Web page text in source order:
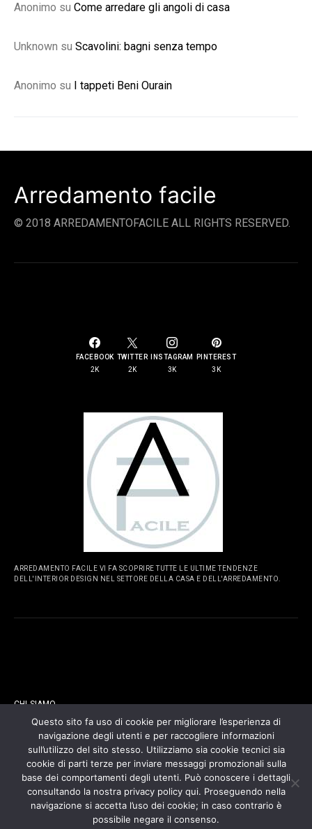
Anonimo su Come arredare gli angoli di casa
Unknown su Scavolini: bagni senza tempo
Anonimo su I tappeti Beni Ourain
Arredamento facile
© 2018 ARREDAMENTOFACILE ALL RIGHTS RESERVED.
FACEBOOK
2K
TWITTER
2K
INSTAGRAM
3K
PINTEREST
3K
ARREDAMENTO FACILE VI FA SCOPRIRE TUTTE LE ULTIME TENDENZE
DELL'INTERIOR DESIGN NEL SETTORE DELLA CASA E DELL'ARREDAMENTO.
CHI SIAMO
CONTATTI
COOKIES POLICY
PRIVACY POLICY
Questo sito fa uso di cookie per migliorare l’esperienza di
navigazione degli utenti e per raccogliere informazioni
sull’utilizzo del sito stesso. Utilizziamo sia cookie tecnici sia
cookie di parti terze per inviare messaggi promozionali sulla
base dei comportamenti degli utenti. Può conoscere i dettagli
consultando la nostra privacy policy qui. Proseguendo nella
navigazione si accetta l’uso dei cookie; in caso contrario è
possibile negare il consenso.